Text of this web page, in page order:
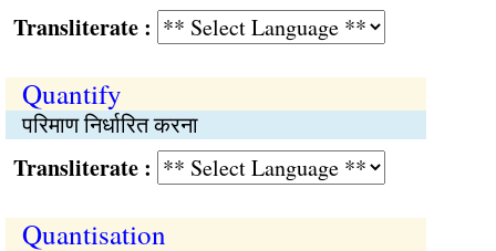
:
Quantify
परिमाण निर्धारित करना
:
Quantisation